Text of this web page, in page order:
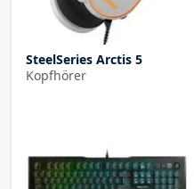
SteelSeries Arctis 5
Kopfhörer